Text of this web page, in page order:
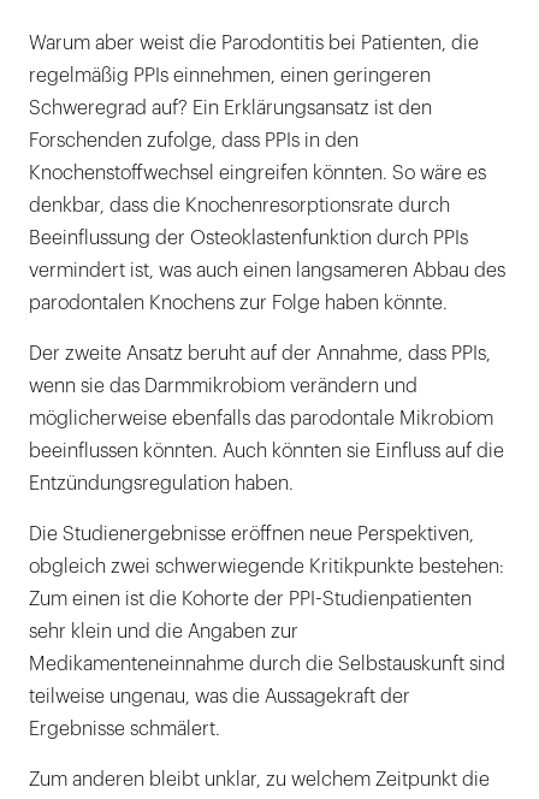
Warum aber weist die Parodontitis bei Patienten, die
regelmäßig PPIs einnehmen, einen geringeren
Schweregrad auf? Ein Erklärungsansatz ist den
Forschenden zufolge, dass PPIs in den
Knochenstoffwechsel eingreifen könnten. So wäre es
denkbar, dass die Knochenresorptionsrate durch
Beeinflussung der Osteoklastenfunktion durch PPIs
vermindert ist, was auch einen langsameren Abbau des
parodontalen Knochens zur Folge haben könnte.
Der zweite Ansatz beruht auf der Annahme, dass PPIs,
wenn sie das Darmmikrobiom verändern und
möglicherweise ebenfalls das parodontale Mikrobiom
beeinflussen könnten. Auch könnten sie Einfluss auf die
Entzündungsregulation haben.
Die Studienergebnisse eröffnen neue Perspektiven,
obgleich zwei schwerwiegende Kritikpunkte bestehen:
Zum einen ist die Kohorte der PPI-Studienpatienten
sehr klein und die Angaben zur
Medikamenteneinnahme durch die Selbstauskunft sind
teilweise ungenau, was die Aussagekraft der
Ergebnisse schmälert.
Zum anderen bleibt unklar, zu welchem Zeitpunkt die